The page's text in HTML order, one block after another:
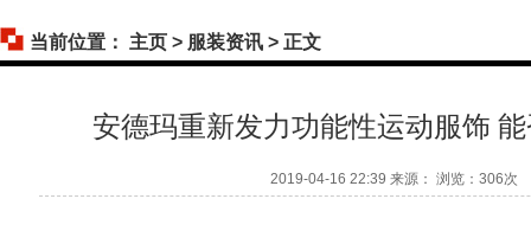
当前位置： 主页 > 服装资讯 > 正文
安德玛重新发力功能性运动服饰
2019-04-16 22:39 来源： 浏览： 306次